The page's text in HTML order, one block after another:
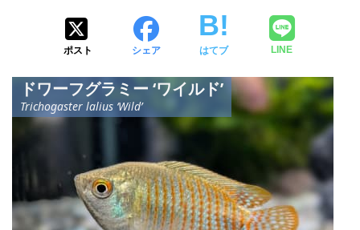
ポスト シェア はてブ LINE
ドワーフグラミー ‘ワイルド’
Trichogaster lalius ‘Wild’